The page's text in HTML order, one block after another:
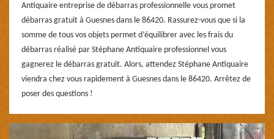
Antiquaire entreprise de débarras professionnelle vous promet
débarras gratuit à Guesnes dans le 86420. Rassurez-vous que si la
somme de tous vos objets permet d’équilibrer avec les frais du
débarras réalisé par Stéphane Antiquaire professionnel vous
gagnerez le débarras gratuit. Alors, attendez Stéphane Antiquaire
viendra chez vous rapidement à Guesnes dans le 86420. Arrêtez de
poser des questions !